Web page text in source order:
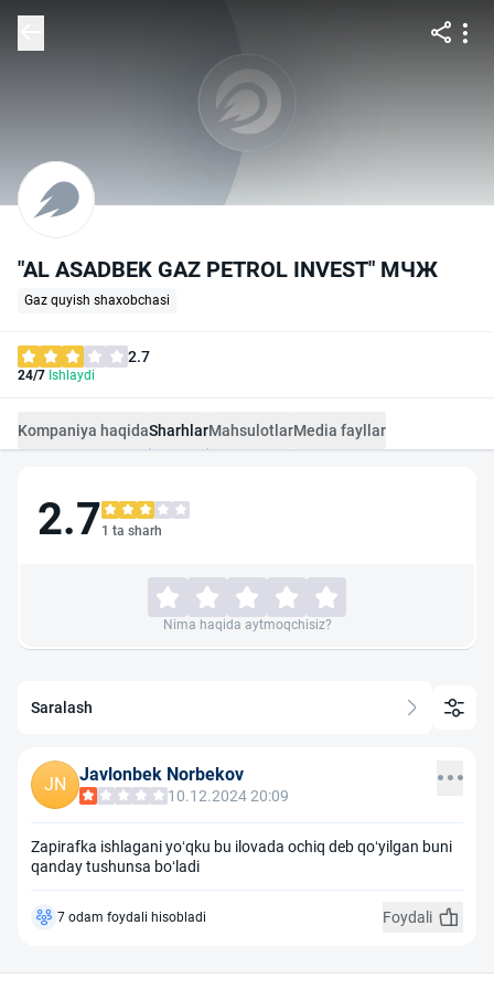
"AL ASADBEK GAZ PETROL INVEST" МЧЖ
Gaz quyish shaxobchasi
2.7
24/7 Ishlaydi
Kompaniya haqidaSharhlarMahsulotlarMedia fayllar
2.71 ta sharh
Nima haqida aytmoqchisiz?
Saralash
JN Javlonbek Norbekov
10.12.2024 20:09
Zapirafka ishlagani yoʻqku bu ilovada ochiq deb qoʻyilgan buni
qanday tushunsa boʻladi
Foydali
7 odam foydali hisobladi